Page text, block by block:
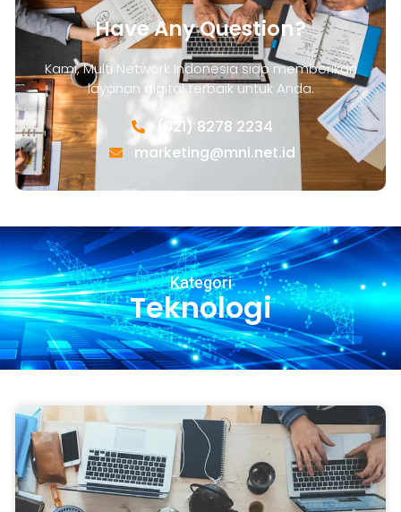
Have Any Question?
Kami, Multi Network Indonesia siap memberikan
layanan digital terbaik untuk Anda.
(021) 8278 2234
marketing@mni.net.id
Kategori
Teknologi